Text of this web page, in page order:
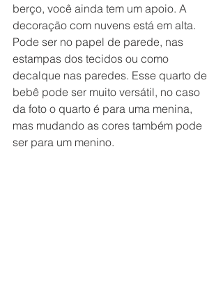
berço, você ainda tem um apoio. A
decoração com nuvens está em alta.
Pode ser no papel de parede, nas
estampas dos tecidos ou como
decalque nas paredes. Esse quarto de
bebê pode ser muito versátil, no caso
da foto o quarto é para uma menina,
mas mudando as cores também pode
ser para um menino.